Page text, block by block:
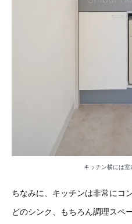
キッチン横には
ちなみに、キッチンは非常にコ
どのシンク、もちろん調理スペ